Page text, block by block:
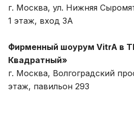
г. Москва, ул. Нижняя
1 этаж, вход 3A
Фирменный шоурум VitrA в
Квадратный»
г. Москва, Волгоградский
этаж, павильон 293